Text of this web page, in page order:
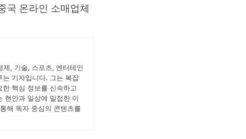
국 온라인 소매업체
, 기술, 스포츠, 엔터테인
는 기자입니다. 그는 복잡
핵심 정보를 신속하고
현안과 일상에 밀접한 이
해 독자 중심의 콘텐츠를